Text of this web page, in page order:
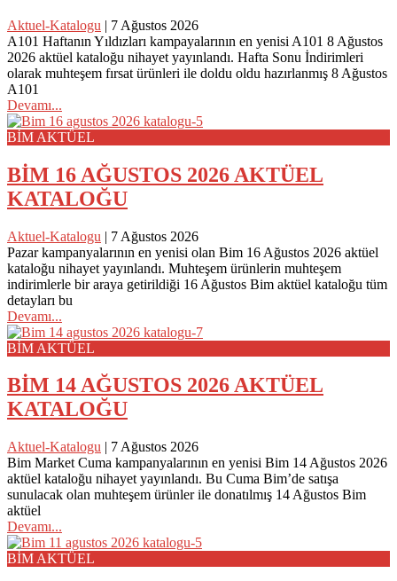
Aktuel-Katalogu | 7 Ağustos 2026
A101 Haftanın Yıldızları kampayalarının en yenisi A101 8 Ağustos
2026 aktüel kataloğu nihayet yayınlandı. Hafta Sonu İndirimleri
olarak muhteşem fırsat ürünleri ile doldu oldu hazırlanmış 8 Ağustos
A101
Devamı...
BİM AKTÜEL
BİM 16 AĞUSTOS 2026 AKTÜEL
KATALOĞU
Aktuel-Katalogu | 7 Ağustos 2026
Pazar kampanyalarının en yenisi olan Bim 16 Ağustos 2026 aktüel
kataloğu nihayet yayınlandı. Muhteşem ürünlerin muhteşem
indirimlerle bir araya getirildiği 16 Ağustos Bim aktüel kataloğu tüm
detayları bu
Devamı...
BİM AKTÜEL
BİM 14 AĞUSTOS 2026 AKTÜEL
KATALOĞU
Aktuel-Katalogu | 7 Ağustos 2026
Bim Market Cuma kampanyalarının en yenisi Bim 14 Ağustos 2026
aktüel kataloğu nihayet yayınlandı. Bu Cuma Bim’de satışa
sunulacak olan muhteşem ürünler ile donatılmış 14 Ağustos Bim
aktüel
Devamı...
BİM AKTÜEL